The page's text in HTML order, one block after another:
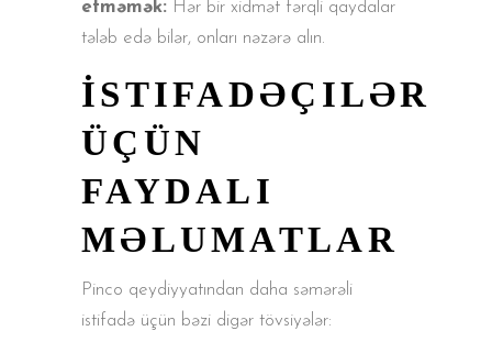
etməmək: Hər bir xidmət fərqli qaydalar
tələb edə bilər, onları nəzərə alın.
İSTIFADƏÇILƏR
ÜÇÜN
FAYDALI
MƏLUMATLAR
Pinco qeydiyyatından daha səmərəli
istifadə üçün bəzi digər tövsiyələr: